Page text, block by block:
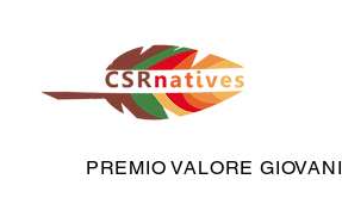
PREMIO VALORE GIOVANI